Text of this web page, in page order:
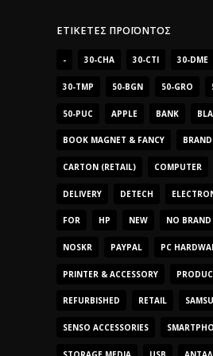
ΕΤΙΚΈΤΕΣ ΠΡΟΪΌΝΤΟΣ
- 30-CHA 30-CTI 30-DME
30-TMP 50-BGN 50-GRO
50-PUC APPLE BANK
BOOK MAGNET & FANCY BRAND
CARTON (RETAIL) COMPUTER
DELIVERY DETECH
FOR HP NEW NO BRAND
NOSKR PAYPAL PC
PRINTER & ACCESSORY
REFURBISHED RETAIL
SENSO ACCESSORIES